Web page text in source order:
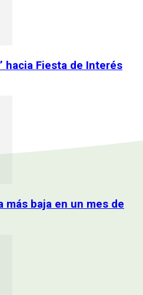
hacia Fiesta de Interés
más baja en un mes de